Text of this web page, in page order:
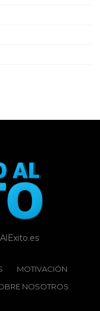
MOTIVACIÓN
NOSOTROS